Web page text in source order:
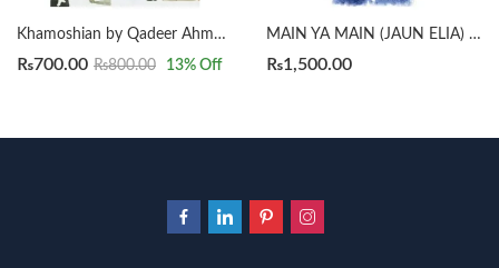
Khamoshian by Qadeer Ahmad خاموشیاں شعری مجموعہ
₨700.00 ₨800.00 13% Off
MAIN YA MAIN (JAUN ELIA) میں یا میں جون ایلیا پر تحریریں اور مُلاقاتیں by KHALID AHMED ANSARI
₨1,500.00